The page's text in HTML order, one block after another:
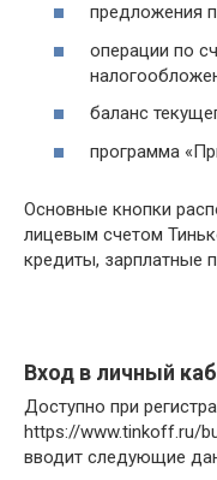
предложения
операции по
баланс
программа
Основные кнопки
лицевым счетом
кредиты, зарплатные
Вход в личный
Доступно при
https://www.tinkoff.ru/
вводит следующие